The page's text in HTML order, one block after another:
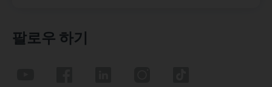
팔로우 하기